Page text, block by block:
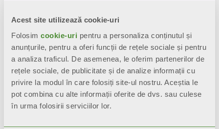
Acest site utilizează cookie-uri
Folosim cookie-uri pentru a personaliza conținutul și
anunțurile, pentru a oferi funcții de rețele sociale și pentru
a analiza traficul. De asemenea, le oferim partenerilor de
rețele sociale, de publicitate și de analize informații cu
privire la modul în care folosiți site-ul nostru. Aceștia le
pot combina cu alte informații oferite de dvs. sau culese
în urma folosirii serviciilor lor.
BIM
Descriere